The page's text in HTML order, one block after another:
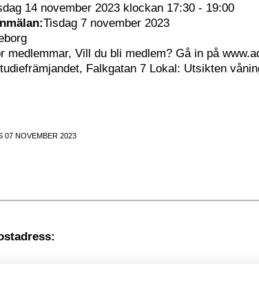
14 november 2023 klockan 17:30 - 19:00
Tisdag 7 november 2023
medlemmar, Vill du bli medlem? Gå in på
Falkgatan 7 Lokal: Utsikten
07 NOVEMBER 2023